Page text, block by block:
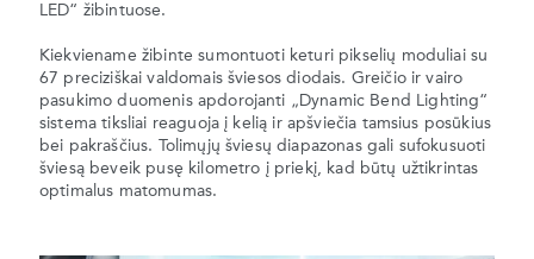
LED“ žibintuose.
Kiekviename žibinte sumontuoti keturi pikselių moduliai su
67 preciziškai valdomais šviesos diodais. Greičio ir vairo
pasukimo duomenis apdorojanti „Dynamic Bend Lighting“
sistema tiksliai reaguoja į kelią ir apšviečia tamsius posūkius
bei pakraščius. Tolimųjų šviesų diapazonas gali sufokusuoti
šviesą beveik pusę kilometro į priekį, kad būtų užtikrintas
optimalus matomumas.